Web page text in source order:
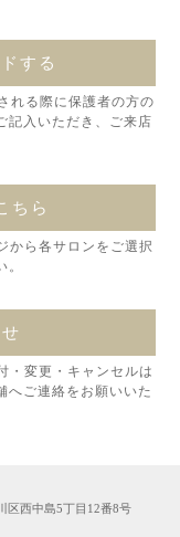
する
れる際に保護者の方の
記入いただき、ご来店
ちら
から各サロンをご選択
・変更・キャンセルは
へご連絡をお願いいた
区西中島5丁目12番8号